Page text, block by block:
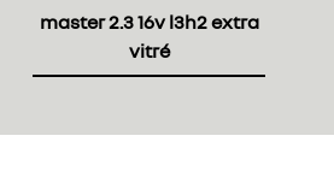
master 2.3 16v l3h2 extra
vitré